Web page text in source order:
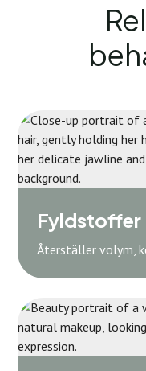
Fyldstoffer
Återställer volym,